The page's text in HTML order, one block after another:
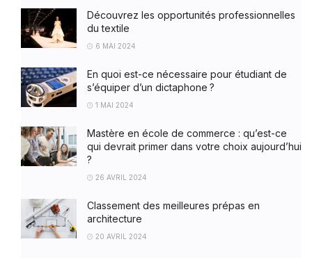
Découvrez les opportunités professionnelles
du textile
6 MAI 2024
En quoi est-ce nécessaire pour étudiant de
s’équiper d’un dictaphone ?
1 MAI 2024
Mastère en école de commerce : qu’est-ce
qui devrait primer dans votre choix aujourd’hui
?
26 AVRIL 2024
Classement des meilleures prépas en
architecture
20 AVRIL 2024